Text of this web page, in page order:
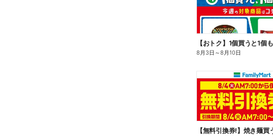
8月3日 ～8月10日